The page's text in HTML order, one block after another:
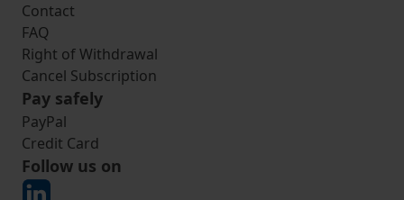
Contact
FAQ
Right of Withdrawal
Cancel Subscription
Pay safely
PayPal
Credit Card
Follow us on